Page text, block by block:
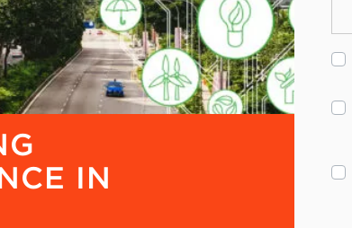
IN